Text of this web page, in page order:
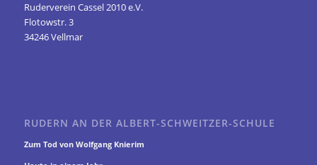
Ruderverein Cassel 2010 e.V.
Flotowstr. 3
34246 Vellmar
RUDERN AN DER ALBERT-SCHWEITZER-SCHULE
Zum Tod von Wolfgang Knierim